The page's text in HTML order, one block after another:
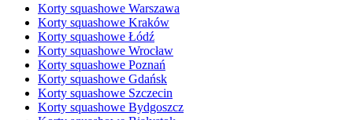
Korty squashowe Warszawa
Korty squashowe Kraków
Korty squashowe Łódź
Korty squashowe Wrocław
Korty squashowe Poznań
Korty squashowe Gdańsk
Korty squashowe Szczecin
Korty squashowe Bydgoszcz